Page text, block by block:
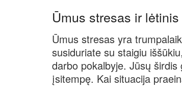
Ūmus stresas ir
Ūmus stresas yra
susiduriate su staigiu
darbo pokalbyje. Jūsų
įsitempę. Kai situacija